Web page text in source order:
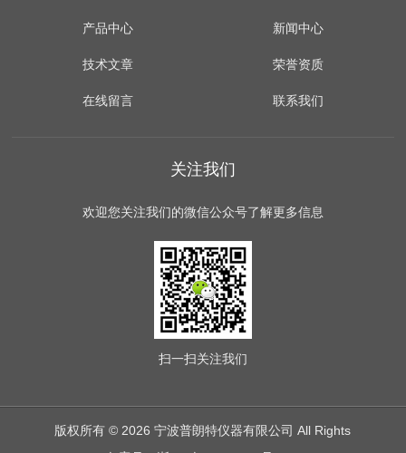
产品中心 新闻中心
技术文章 荣誉资质
在线留言 联系我们
关注我们
欢迎您关注我们的微信公众号了解更多信息
扫一扫关注我们
版权所有 © 2026 宁波普朗特仪器有限公司 All Rights